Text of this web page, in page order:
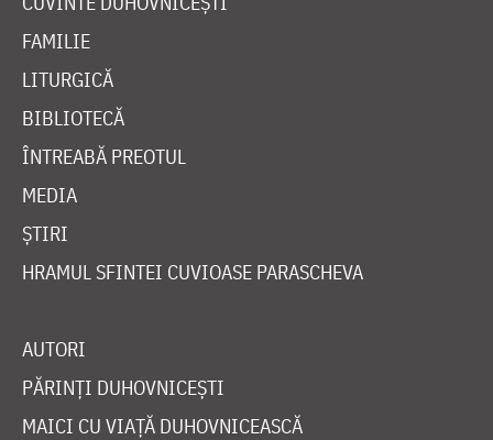
FAMILIE
LITURGICĂ
BIBLIOTECĂ
ÎNTREABĂ PREOTUL
MEDIA
ȘTIRI
HRAMUL SFINTEI CUVIOASE PARASCHEVA
AUTORI
PĂRINȚI DUHOVNICEȘTI
MAICI CU VIAȚĂ DUHOVNICEASCĂ